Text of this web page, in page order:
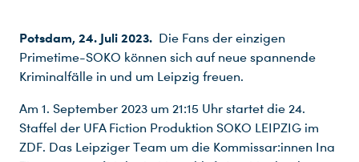
Potsdam, 24. Juli 2023. Die Fans der einzigen
Primetime-SOKO können sich auf neue spannende
Kriminalfälle in und um Leipzig freuen.
Am 1. September 2023 um 21:15 Uhr startet die 24.
Staffel der UFA Fiction Produktion SOKO LEIPZIG im
ZDF. Das Leipziger Team um die Kommissar:innen Ina